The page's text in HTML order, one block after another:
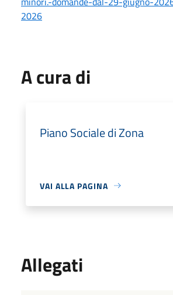
2026
A cura di
Piano Sociale di Zona
VAI ALLA PAGINA
Allegati